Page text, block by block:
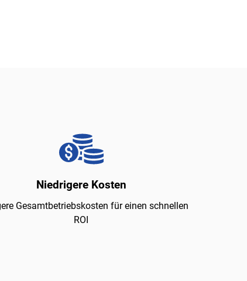
Niedrigere Kosten
Gesamtbetriebskosten für einen schnellen
ROI